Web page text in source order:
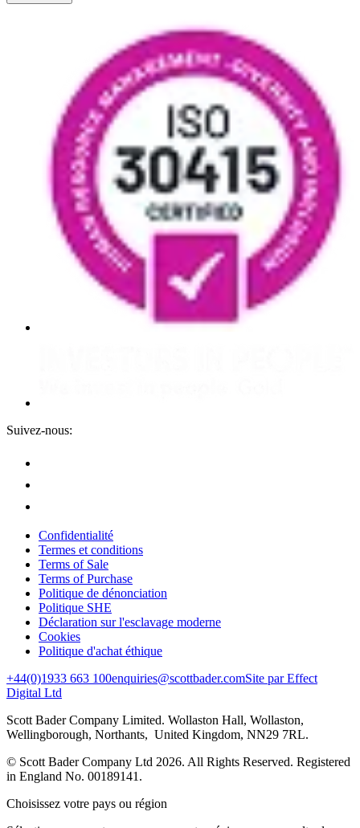
Suivez-nous:
Confidentialité
Termes et conditions
Terms of Sale
Terms of Purchase
Politique de dénonciation
Politique SHE
Déclaration sur l'esclavage moderne
Cookies
Politique d'achat éthique
+44(0)1933 663 100enquiries@scottbader.comSite par Effect
Digital Ltd
Scott Bader Company Limited. Wollaston Hall, Wollaston,
Wellingborough, Northants, United Kingdom, NN29 7RL.
© Scott Bader Company Ltd 2026. All Rights Reserved. Registered
in England No. 00189141.
Choisissez votre pays ou région